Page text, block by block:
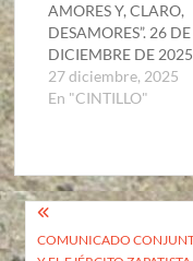
AMORES Y, CLARO,
DESAMORES”. 26 DE
DICIEMBRE DE 2025
27 diciembre, 2025
En "CINTILLO"
Navegación
COMUNICADO